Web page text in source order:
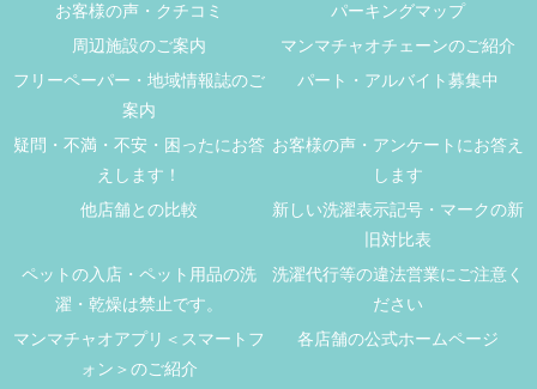
お客様の声・クチコミ
パーキングマップ
周辺施設のご案内
マンマチャオチェーンのご紹介
フリーペーパー・地域情報誌のご
案内
パート・アルバイト募集中
疑問・不満・不安・困ったにお答
えします！
お客様の声・アンケートにお答え
します
他店舗との比較
新しい洗濯表示記号・マークの新
旧対比表
ペットの入店・ペット用品の洗
濯・乾燥は禁止です。
洗濯代行等の違法営業にご注意く
ださい
マンマチャオアプリ＜スマートフ
ォン＞のご紹介
各店舗の公式ホームページ